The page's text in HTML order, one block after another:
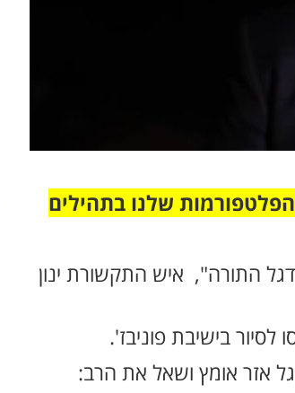
שלנו בתהילים
התורה", איש התקשורת ינון
בישיבת פוניבז'.
אזר אומץ ושאל את הרב: